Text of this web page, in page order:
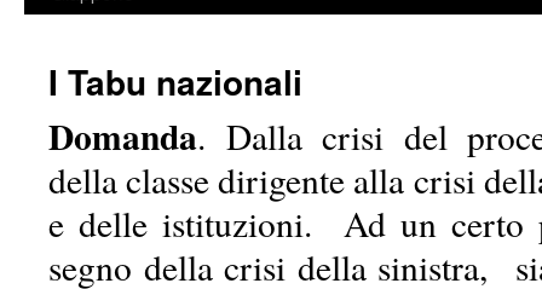
I Tabu nazionali
Domanda. Dalla crisi del
della classe dirigente alla crisi
e delle istituzioni. Ad un
segno della crisi della sinistra,